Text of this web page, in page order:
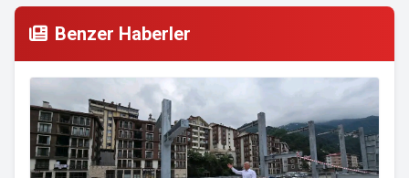
Benzer Haberler